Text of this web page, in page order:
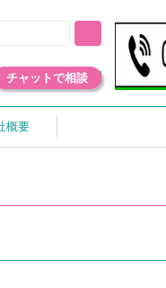
チャットで相談
概要